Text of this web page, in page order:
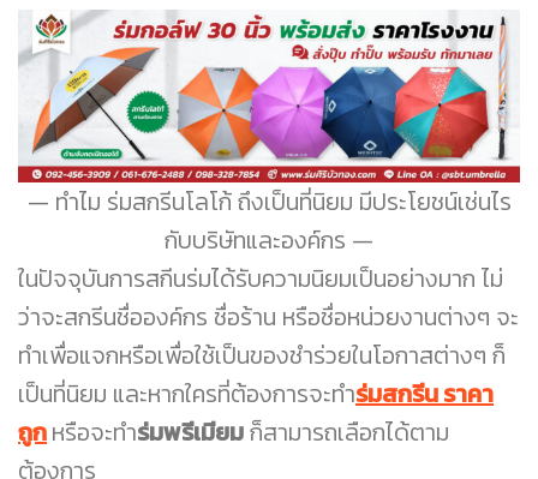
ทำไม ร่มสกรีนโลโก้ ถึงเป็นที่นิยม มีประโยชน์เช่นไร
กับบริษัทและองค์กร
ในปัจจุบันการสกีนร่มได้รับความนิยมเป็นอย่างมาก ไม่
ว่าจะสกรีนชื่อองค์กร ชื่อร้าน หรือชื่อหน่วยงานต่างๆ จะ
ทำเพื่อแจกหรือเพื่อใช้เป็นของชำร่วยในโอกาสต่างๆ ก็
เป็นที่นิยม และหากใครที่ต้องการจะทำร่มสกรีน ราคา
ถูกหรือจะทำร่มพรีเมียมก็สามารถเลือกได้ตาม
ต้องการ